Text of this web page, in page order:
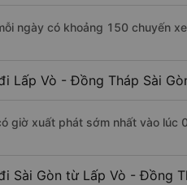
ngày có khoảng 150 chuyến
Lấp Vò - Đồng Tháp Sài
giờ xuất phát sớm nhất vào lúc
Sài Gòn từ Lấp Vò - Đồng